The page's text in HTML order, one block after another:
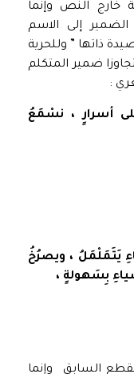
خارج النص وإنما
إلى الاسم
ذاتها ” وللحرية
ضمير المتكلم
:
أسرارٍ ، نسْمَعُ
يَتَمَلْمَلُ ، ويصرُخُ
بِسَهولةٍ ،
السابق وإنما